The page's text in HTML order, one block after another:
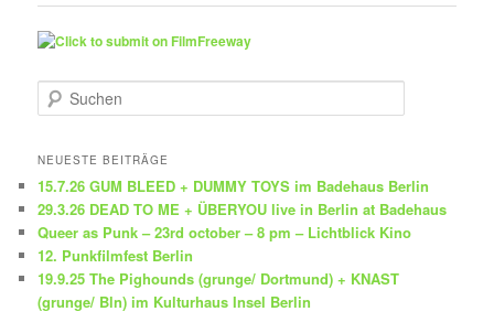
u
h
n
NEUESTE BEITRÄGE
15.7.26 GUM BLEED + DUMMY TOYS im Badehaus Berlin
29.3.26 DEAD TO ME + ÜBERYOU live in Berlin at Badehaus
Queer as Punk – 23rd october – 8 pm – Lichtblick Kino
12. Punkfilmfest Berlin
19.9.25 The Pighounds (grunge/ Dortmund) + KNAST
(grunge/ Bln) im Kulturhaus Insel Berlin